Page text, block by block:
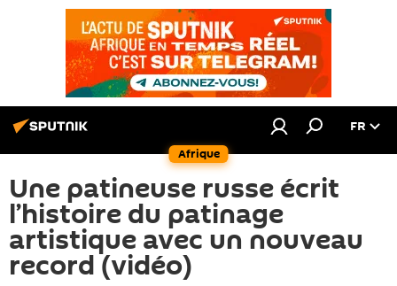
Afrique
FR
Une patineuse russe écrit
l’histoire du patinage
artistique avec un nouveau
record (vidéo)